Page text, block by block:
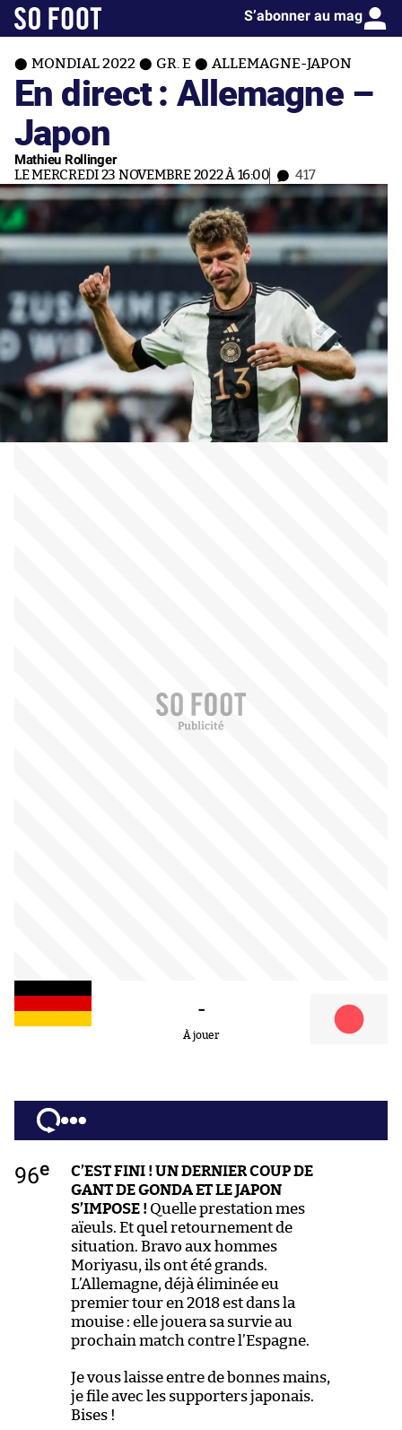
S’abonner au mag
MONDIAL 2022 GR. E ALLEMAGNE-JAPON
En direct : Allemagne –
Japon
Mathieu Rollinger
LE MERCREDI 23 NOVEMBRE 2022 À 16:00 417
-
À jouer
96e
C’EST FINI ! UN DERNIER COUP DE
GANT DE GONDA ET LE JAPON
S’IMPOSE ! Quelle prestation mes
aïeuls. Et quel retournement de
situation. Bravo aux hommes
Moriyasu, ils ont été grands.
L’Allemagne, déjà éliminée eu
premier tour en 2018 est dans la
mouise : elle jouera sa survie au
prochain match contre l’Espagne.
Je vous laisse entre de bonnes mains,
je file avec les supporters japonais.
Bises !